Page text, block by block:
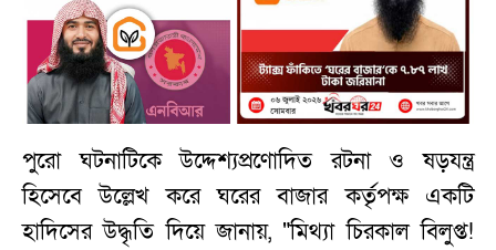
পুরো ঘটনাটিকে উদ্দেশ্যপ্রণোদিত রটনা ও ষড়যন্ত্র
হিসেবে উল্লেখ করে ঘরের বাজার কর্তৃপক্ষ একটি
হাদিসের উদ্ধৃতি দিয়ে জানায়, "মিথ্যা চিরকাল বিলুপ্ত!